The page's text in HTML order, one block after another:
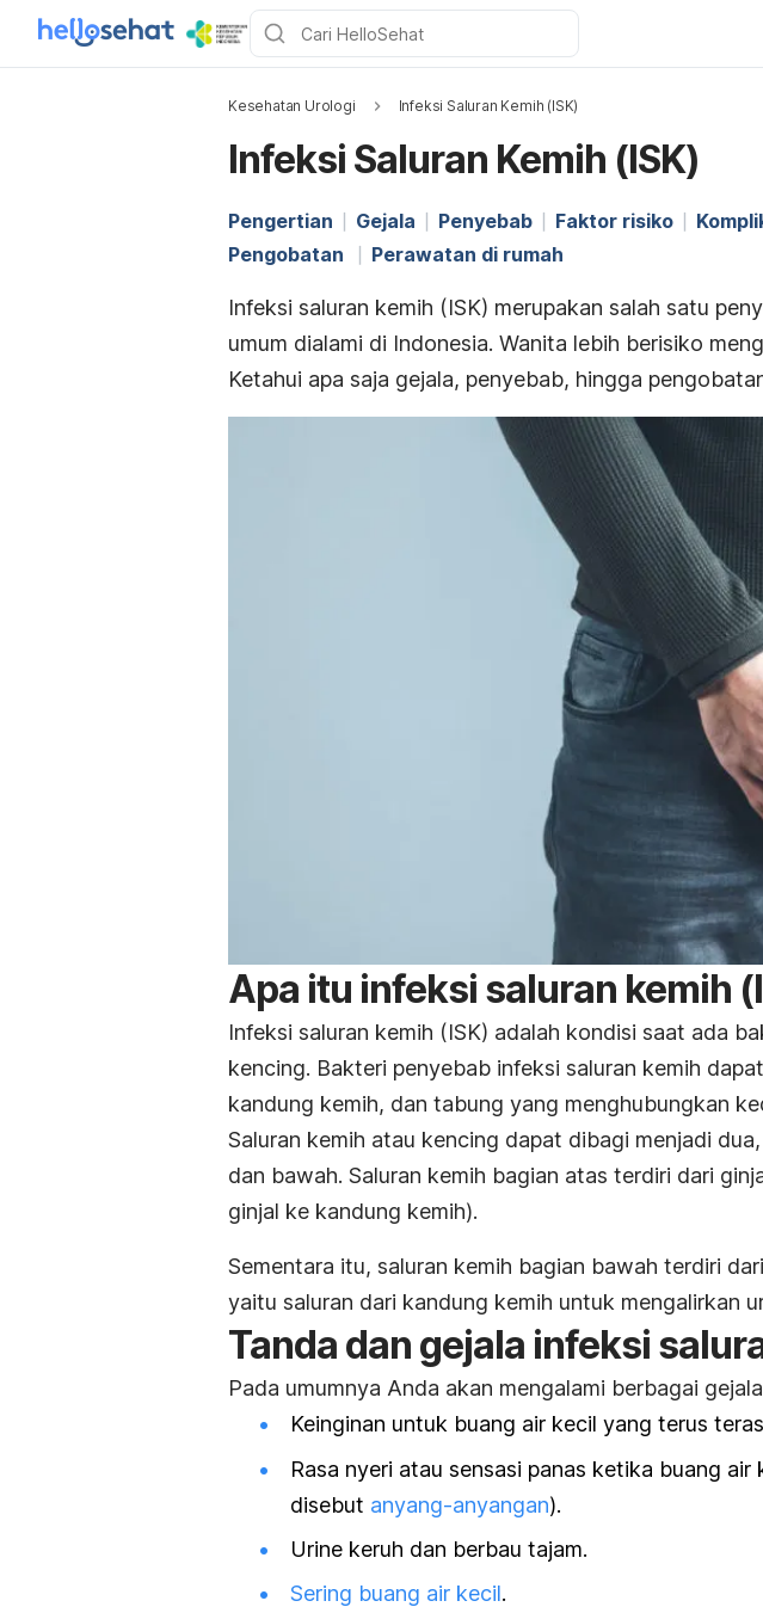
Kesehatan Urologi Infeksi Saluran Kemih (ISK)
Infeksi Saluran Kemih (ISK)
Pengertian Gejala Penyebab Faktor risiko
Pengobatan
Perawatan di rumah
Infeksi saluran kemih (ISK) merupakan salah satu
umum dialami di Indonesia. Wanita lebih berisiko
Ketahui apa saja gejala, penyebab, hingga
Apa itu infeksi saluran kemih
Infeksi saluran kemih (ISK) adalah kondisi saat ada
kencing. Bakteri penyebab infeksi saluran kemih
kandung kemih, dan tabung yang menghubungkan
Saluran kemih atau kencing dapat dibagi menjadi
dan bawah. Saluran kemih bagian atas terdiri dari
ginjal ke kandung kemih).
Sementara itu, saluran kemih bagian bawah terdiri
yaitu saluran dari kandung kemih untuk mengalirkan
Tanda dan gejala infeksi
Pada umumnya Anda akan mengalami berbagai
Keinginan untuk buang air kecil yang terus
Rasa nyeri atau sensasi panas ketika buang
disebut anyang-anyangan).
Urine keruh dan berbau tajam.
Sering buang air kecil.